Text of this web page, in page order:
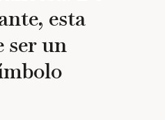
esta
ser un